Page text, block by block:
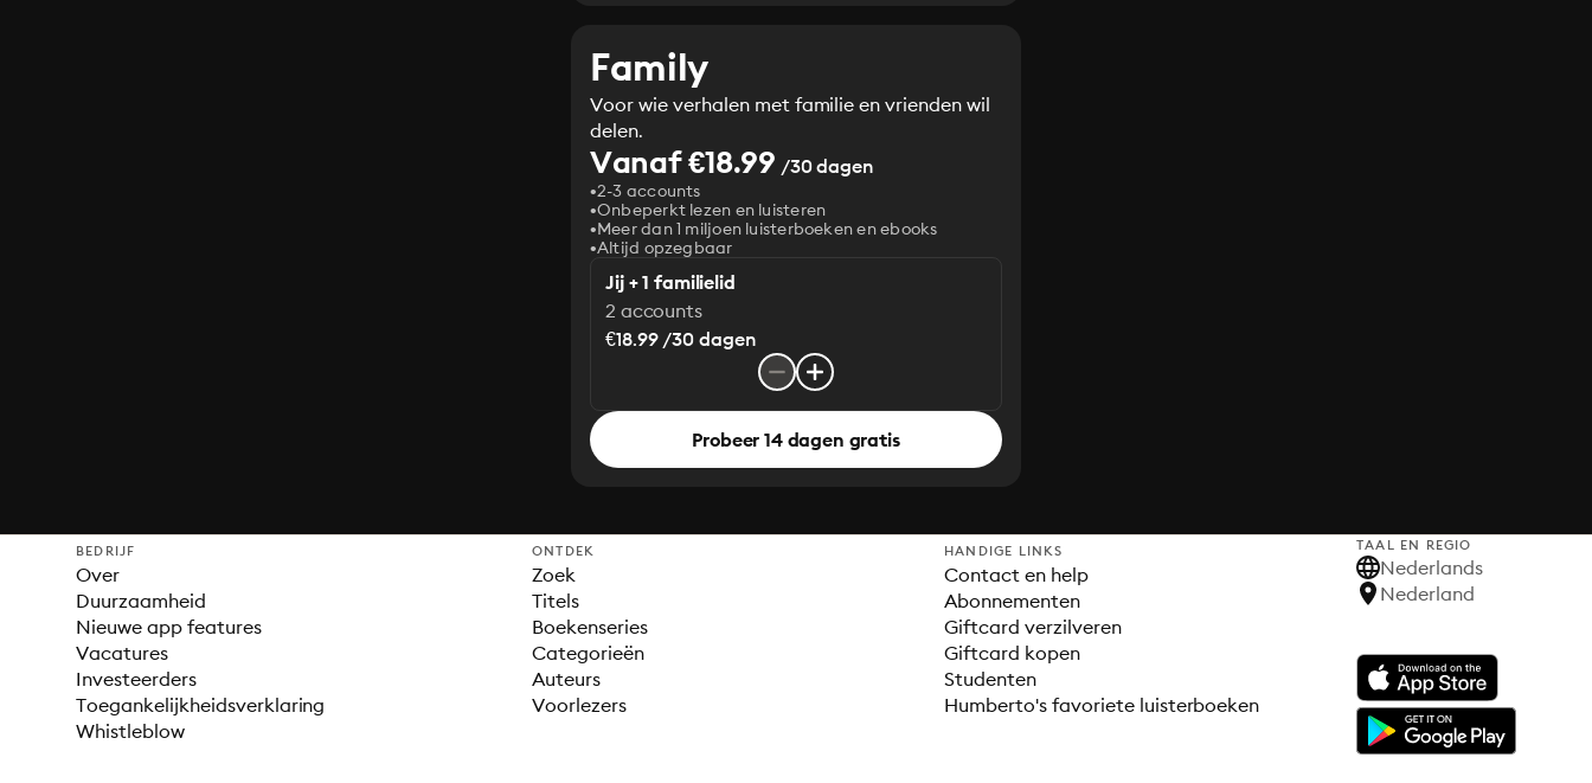
Family
Voor wie verhalen met familie en vrienden wil
delen.
Vanaf €18.99 /30 dagen
2-3 accounts
Onbeperkt lezen en luisteren
Meer dan 1 miljoen luisterboeken en ebooks
Altijd opzegbaar
Jij + 1 familielid
2 accounts
€18.99 /30 dagen
Probeer 14 dagen gratis
BEDRIJF
Over
Duurzaamheid
Nieuwe app features
Vacatures
Investeerders
Toegankelijkheidsverklaring
Whistleblow
ONTDEK
Zoek
Titels
Boekenseries
Categorieën
Auteurs
Voorlezers
HANDIGE LINKS
Contact en help
Abonnementen
Giftcard verzilveren
Giftcard kopen
Studenten
Humberto's favoriete luisterboeken
TAAL EN REGIO
Nederlands
Nederland